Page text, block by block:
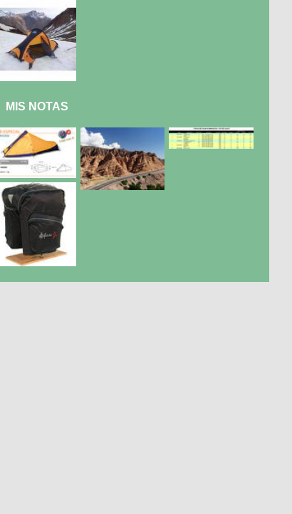
MIS NOTAS